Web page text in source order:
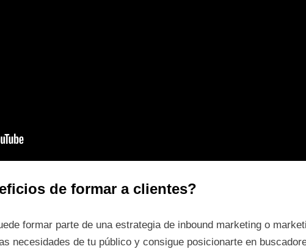
de formar a clientes?
formar parte de una estrategia de inbound marketing o
necesidades de tu público y consigue posicionarte en